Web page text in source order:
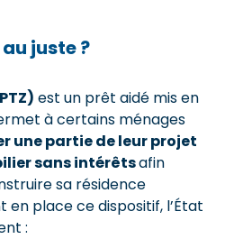
au juste ?
est un prêt aidé mis en
à certains ménages
une partie de leur projet
sans intérêtsafin
sa résidence
place ce dispositif, l’État
: